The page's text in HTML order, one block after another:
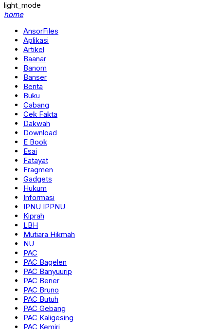
light_mode
home
AnsorFiles
Aplikasi
Artikel
Baanar
Banom
Banser
Berita
Buku
Cabang
Cek Fakta
Dakwah
Download
E Book
Esai
Fatayat
Fragmen
Gadgets
Hukum
Informasi
IPNU IPPNU
Kiprah
LBH
Mutiara Hikmah
NU
PAC
PAC Bagelen
PAC Banyuurip
PAC Bener
PAC Bruno
PAC Butuh
PAC Gebang
PAC Kaligesing
PAC Kemiri